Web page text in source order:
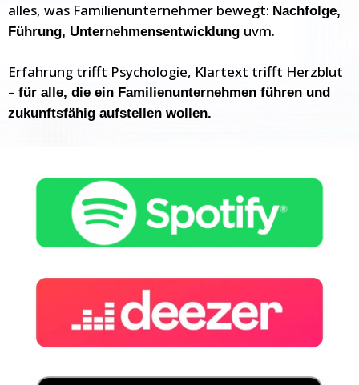
alles, was Familienunternehmer bewegt: Nachfolge,
Führung, Unternehmensentwicklung uvm.
Erfahrung trifft Psychologie, Klartext trifft Herzblut
– für alle, die ein Familienunternehmen führen und
zukunftsfähig aufstellen wollen.